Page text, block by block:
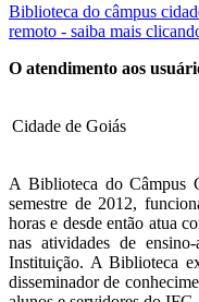
Biblioteca do câmpus
remoto - saiba mais
O atendimento aos
Cidade de Goiás
A Biblioteca do Câmpus
semestre de 2012,
horas e desde então atua
nas atividades de
Instituição. A Biblioteca
disseminador de